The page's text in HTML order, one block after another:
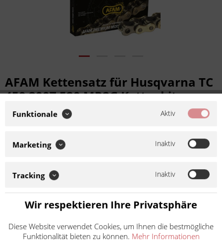
AFAM Kettensatz für Husqvarna TC
450 2007 520 MR2G Kettenkit
Artikel-Nr.:KKF-22914
Kettenkit bzw. Kettensatz für
zugewiesenes Modell gem. Artikelnamen. Der Kettenkit besteht
Spezifikationen des Kits mitgeteilt werden. Die Kette wird offen
mit einem...
90,50 € *
inkl. MwSt.zzgl. Versandkosten
Funktionale Aktiv
Marketing Inaktiv
Tracking Inaktiv
Wir respektieren Ihre Privatsphäre
Diese Website verwendet Cookies, um Ihnen die bestmögliche
Funktionalität bieten zu können. Mehr Informationen